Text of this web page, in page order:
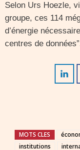
Selon Urs Hoezle,
groupe, ces 114
d’énergie
centres de
MOTS CLES
institutions